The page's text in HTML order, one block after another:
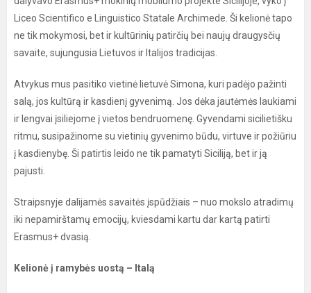
Liceo Scientifico e Linguistico Statale Archimede. Ši kelionė tapo
ne tik mokymosi, bet ir kultūrinių patirčių bei naujų draugysčių
savaite, sujungusia Lietuvos ir Italijos tradicijas.
Atvykus mus pasitiko vietinė lietuvė Simona, kuri padėjo pažinti
salą, jos kultūrą ir kasdienį gyvenimą. Jos dėka jautėmės laukiami
ir lengvai įsiliejome į vietos bendruomenę. Gyvendami sicilietišku
ritmu, susipažinome su vietinių gyvenimo būdu, virtuve ir požiūriu
į kasdienybę. Ši patirtis leido ne tik pamatyti Siciliją, bet ir ją
pajusti.
Straipsnyje dalijamės savaitės įspūdžiais – nuo mokslo atradimų
iki nepamirštamų emocijų, kviesdami kartu dar kartą patirti
Erasmus+ dvasią.
Kelionė į ramybės uostą – Italą